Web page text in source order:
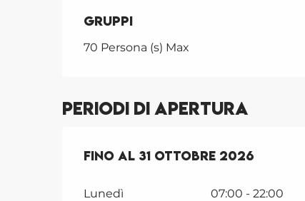
Gruppi
Gruppi
70 Persona (s) Max
Periodi di apertura
Dal27 aprile 2026 al31
Fino al 31 ottobre 2026
Lunedì 07:00 - 22:00